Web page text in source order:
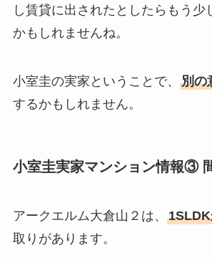
し賃貸に出されたとしたらもう少
かもしれませんね。
小室圭の実家ということで、 別の
するかもしれません。
小室圭実家マンション情報③
アークエルム大倉山２は、
取りがあります。